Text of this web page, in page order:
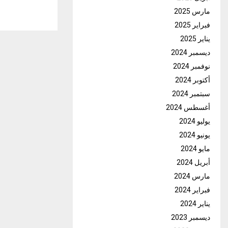
مارس 2025
فبراير 2025
يناير 2025
ديسمبر 2024
نوفمبر 2024
أكتوبر 2024
سبتمبر 2024
أغسطس 2024
يوليو 2024
يونيو 2024
مايو 2024
أبريل 2024
مارس 2024
فبراير 2024
يناير 2024
ديسمبر 2023